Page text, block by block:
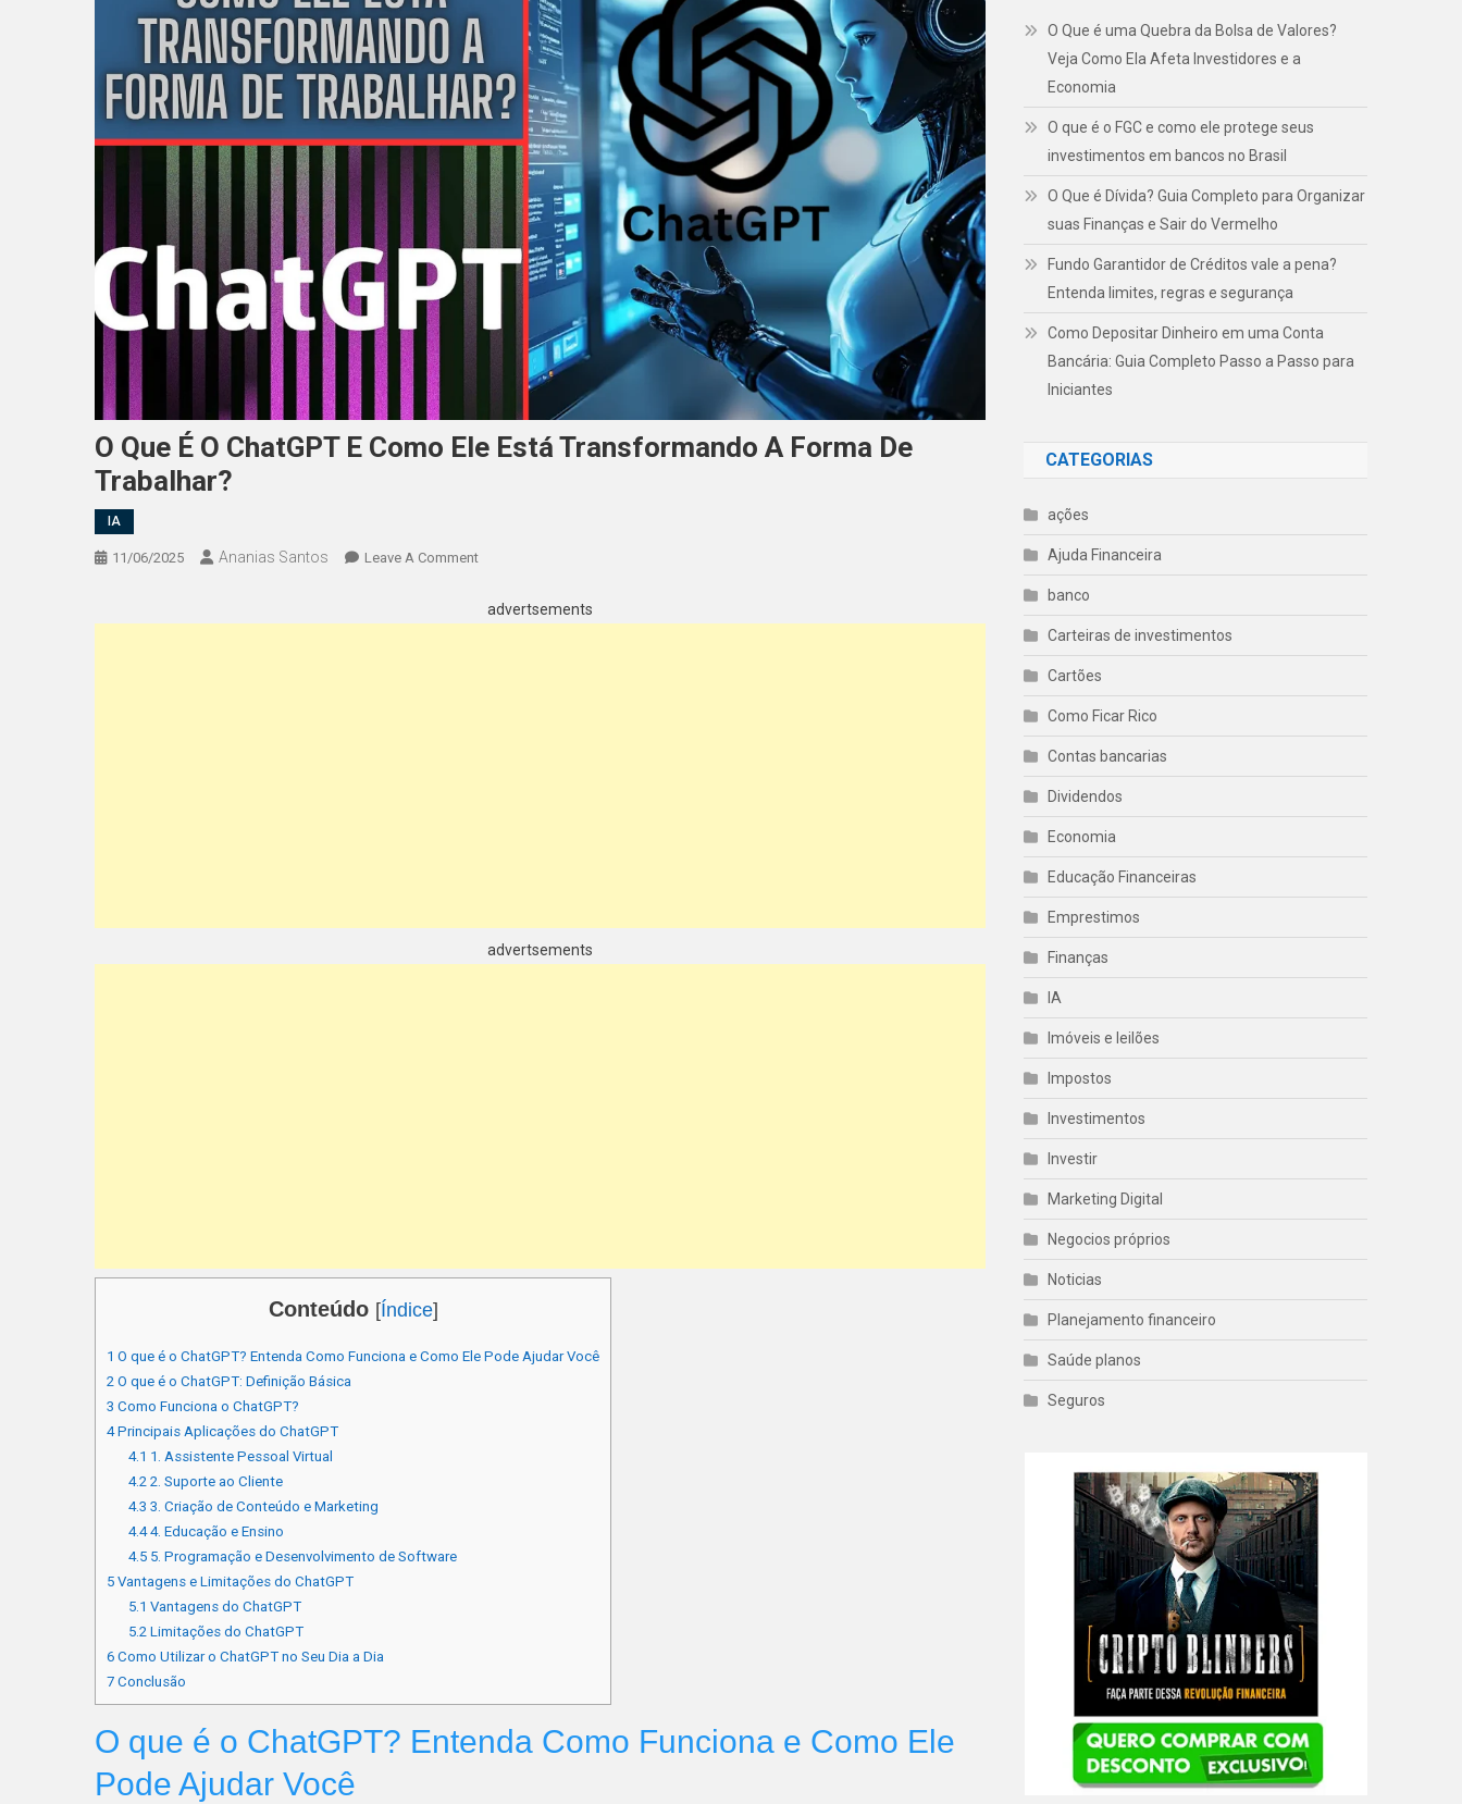
O Que É O ChatGPT E Como Ele Está Transformando A Forma De
Trabalhar?
IA
11/06/2025 Ananias Santos Leave A CommentOn
Que
advertsements
advertsements
Conteúdo [Índice]
1 O que é o ChatGPT? Entenda Como Funciona e Como Ele Pode Ajudar Você
2 O que é o ChatGPT: Definição Básica
3 Como Funciona o ChatGPT?
4Principais Aplicações do ChatGPT
4.1 1. Assistente Pessoal Virtual
4.2 2. Suporte ao Cliente
4.3 3. Criação de Conteúdo e Marketing
4.44. Educação e Ensino
4.55. Programação e Desenvolvimento de Software
5 Vantagens e Limitações do ChatGPT
5.1 Vantagens do ChatGPT
5.2 Limitações do ChatGPT
6 Como Utilizar o ChatGPT no Seu Dia a Dia
7 Conclusão
O que é o ChatGPT? Entenda Como Funciona e Como Ele
Pode Ajudar Você
O Que é uma Quebra da Bolsa de Valores?
Veja Como Ela Afeta Investidores e a
Economia
O que é o FGC e como ele protege seus
investimentos em bancos no Brasil
O Que é Dívida? Guia Completo para Organizar
suas Finanças e Sair do Vermelho
Fundo Garantidor de Créditos vale a pena?
Entenda limites, regras e segurança
Como Depositar Dinheiro em uma Conta
Bancária: Guia Completo Passo a Passo para
Iniciantes
CATEGORIAS
ações
Ajuda Financeira
banco
Carteiras de investimentos
Cartões
Como Ficar Rico
Contas bancarias
Dividendos
Economia
Educação Financeiras
Emprestimos
Finanças
IA
Imóveis e leilões
Impostos
Investimentos
Investir
Marketing Digital
Negocios próprios
Noticias
Planejamento financeiro
Saúde planos
Seguros